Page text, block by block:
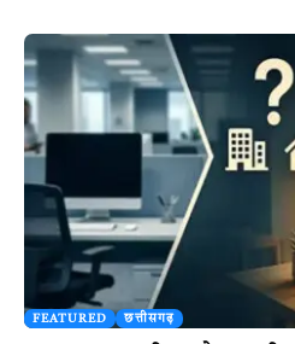
FEATURED छत्तीसगढ़